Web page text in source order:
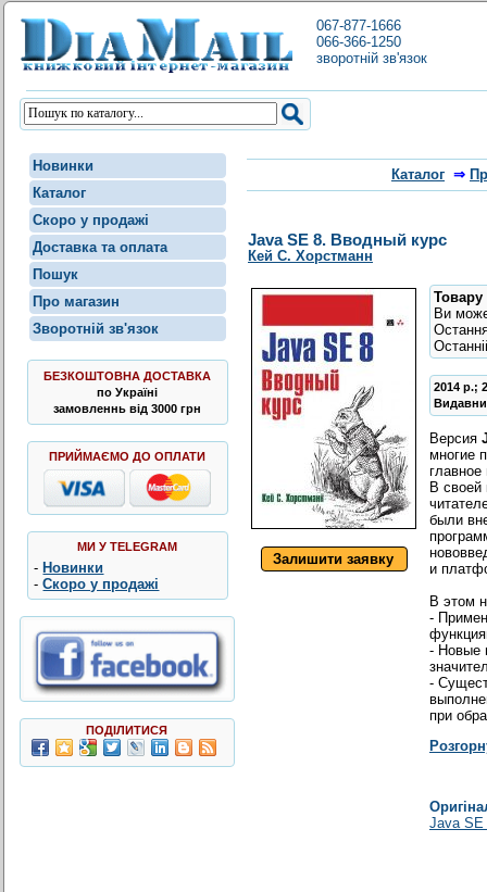
067-877-1666
066-366-1250
зворотній зв'язок
Новинки
Каталог
Скоро у продажі
Доставка та оплата
Пошук
Про магазин
Зворотній зв'язок
БЕЗКОШТОВНА ДОСТАВКА
по Україні
замовленнь від 3000 грн
ПРИЙМАЄМО ДО ОПЛАТИ
МИ У TELEGRAM
- Новинки
-Скоро у продажі
ПОДІЛИТИСЯ
Каталог ⇒
Java SE 8. Вводный курс
Кей С. Хорстманн
Залишити заявку
Товару
Ви
2014 р.;
Версия
многие
В своей
были
и
В этом
-
- Новые
-
при
Java SE